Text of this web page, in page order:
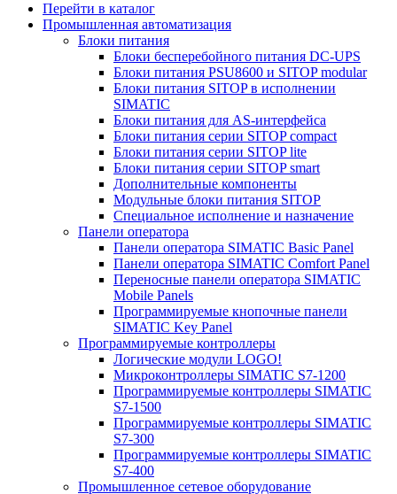
Перейти в каталог
Промышленная автоматизация
Блоки питания
Блоки бесперебойного питания DC-UPS
Блоки питания PSU8600 и SITOP modular
Блоки питания SITOP в исполнении
SIMATIC
Блоки питания для AS-интерфейса
Блоки питания серии SITOP compact
Блоки питания серии SITOP lite
Блоки питания серии SITOP smart
Дополнительные компоненты
Модульные блоки питания SITOP
Специальное исполнение и назначение
Панели оператора
Панели оператора SIMATIC Basic Panel
Панели оператора SIMATIC Comfort Panel
Переносные панели оператора SIMATIC
Mobile Panels
Программируемые кнопочные панели
SIMATIC Key Panel
Программируемые контроллеры
Логические модули LOGO!
Микроконтроллеры SIMATIC S7-1200
Программируемые контроллеры SIMATIC
S7-1500
Программируемые контроллеры SIMATIC
S7-300
Программируемые контроллеры SIMATIC
S7-400
Промышленное сетевое оборудование